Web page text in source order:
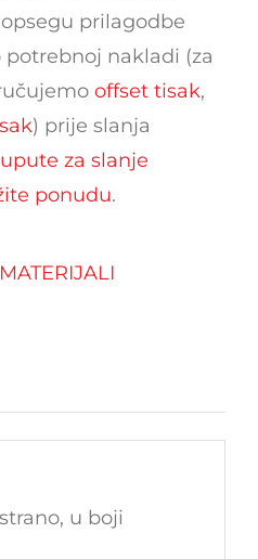
prilagodbe
potrebnoj nakladi (za
offset tisak,
) prije slanja
upute za slanje
ponudu.
u boji